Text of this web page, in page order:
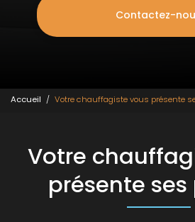
Contactez-
Accueil Votre chauffagiste vous présente
Votre
présente